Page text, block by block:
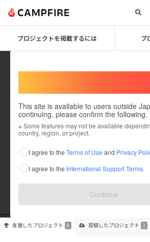
プロジェクトを掲載するには プ
This site is available to users outside
continuing, please confirm the following.
※ Some features may not be available
country, region, or project.
I agree to the Terms of Use and Privacy
I agree to the International Support Terms.
Continue
raizeen
これまでに1件のプロジェクトを投稿してい
在住国：未設定
出身国：未設定
支援したプロジェクト 0 投稿したプロジェクト 1